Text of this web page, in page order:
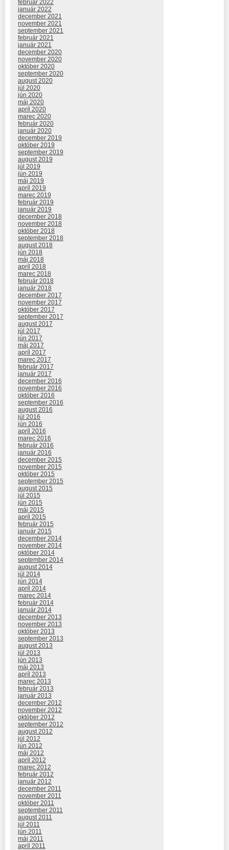
február 2022
január 2022
december 2021
november 2021
september 2021
február 2021
január 2021
december 2020
november 2020
október 2020
september 2020
august 2020
júl 2020
jún 2020
máj 2020
apríl 2020
marec 2020
február 2020
január 2020
december 2019
október 2019
september 2019
august 2019
júl 2019
jún 2019
máj 2019
apríl 2019
marec 2019
február 2019
január 2019
december 2018
november 2018
október 2018
september 2018
august 2018
jún 2018
máj 2018
apríl 2018
marec 2018
február 2018
január 2018
december 2017
november 2017
október 2017
september 2017
august 2017
júl 2017
jún 2017
máj 2017
apríl 2017
marec 2017
február 2017
január 2017
december 2016
november 2016
október 2016
september 2016
august 2016
júl 2016
jún 2016
apríl 2016
marec 2016
február 2016
január 2016
december 2015
november 2015
október 2015
september 2015
august 2015
júl 2015
jún 2015
máj 2015
apríl 2015
február 2015
január 2015
december 2014
november 2014
október 2014
september 2014
august 2014
júl 2014
jún 2014
apríl 2014
marec 2014
február 2014
január 2014
december 2013
november 2013
október 2013
september 2013
august 2013
júl 2013
jún 2013
máj 2013
apríl 2013
marec 2013
február 2013
január 2013
december 2012
november 2012
október 2012
september 2012
august 2012
júl 2012
jún 2012
máj 2012
apríl 2012
marec 2012
február 2012
január 2012
december 2011
november 2011
október 2011
september 2011
august 2011
júl 2011
jún 2011
máj 2011
apríl 2011